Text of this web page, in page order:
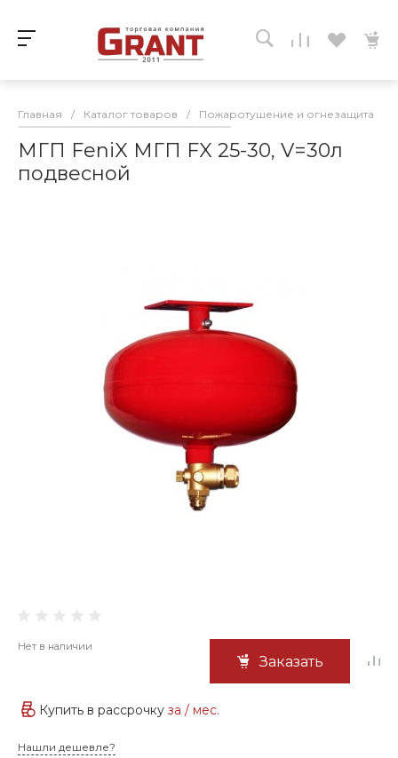
Главная / Каталог товаров / Пожаротушение и огнезащита
МГП FeniX МГП FX 25-30, V=30л
подвесной
Нет в наличии
Заказать
Купить в рассрочку за / мес.
Нашли дешевле?